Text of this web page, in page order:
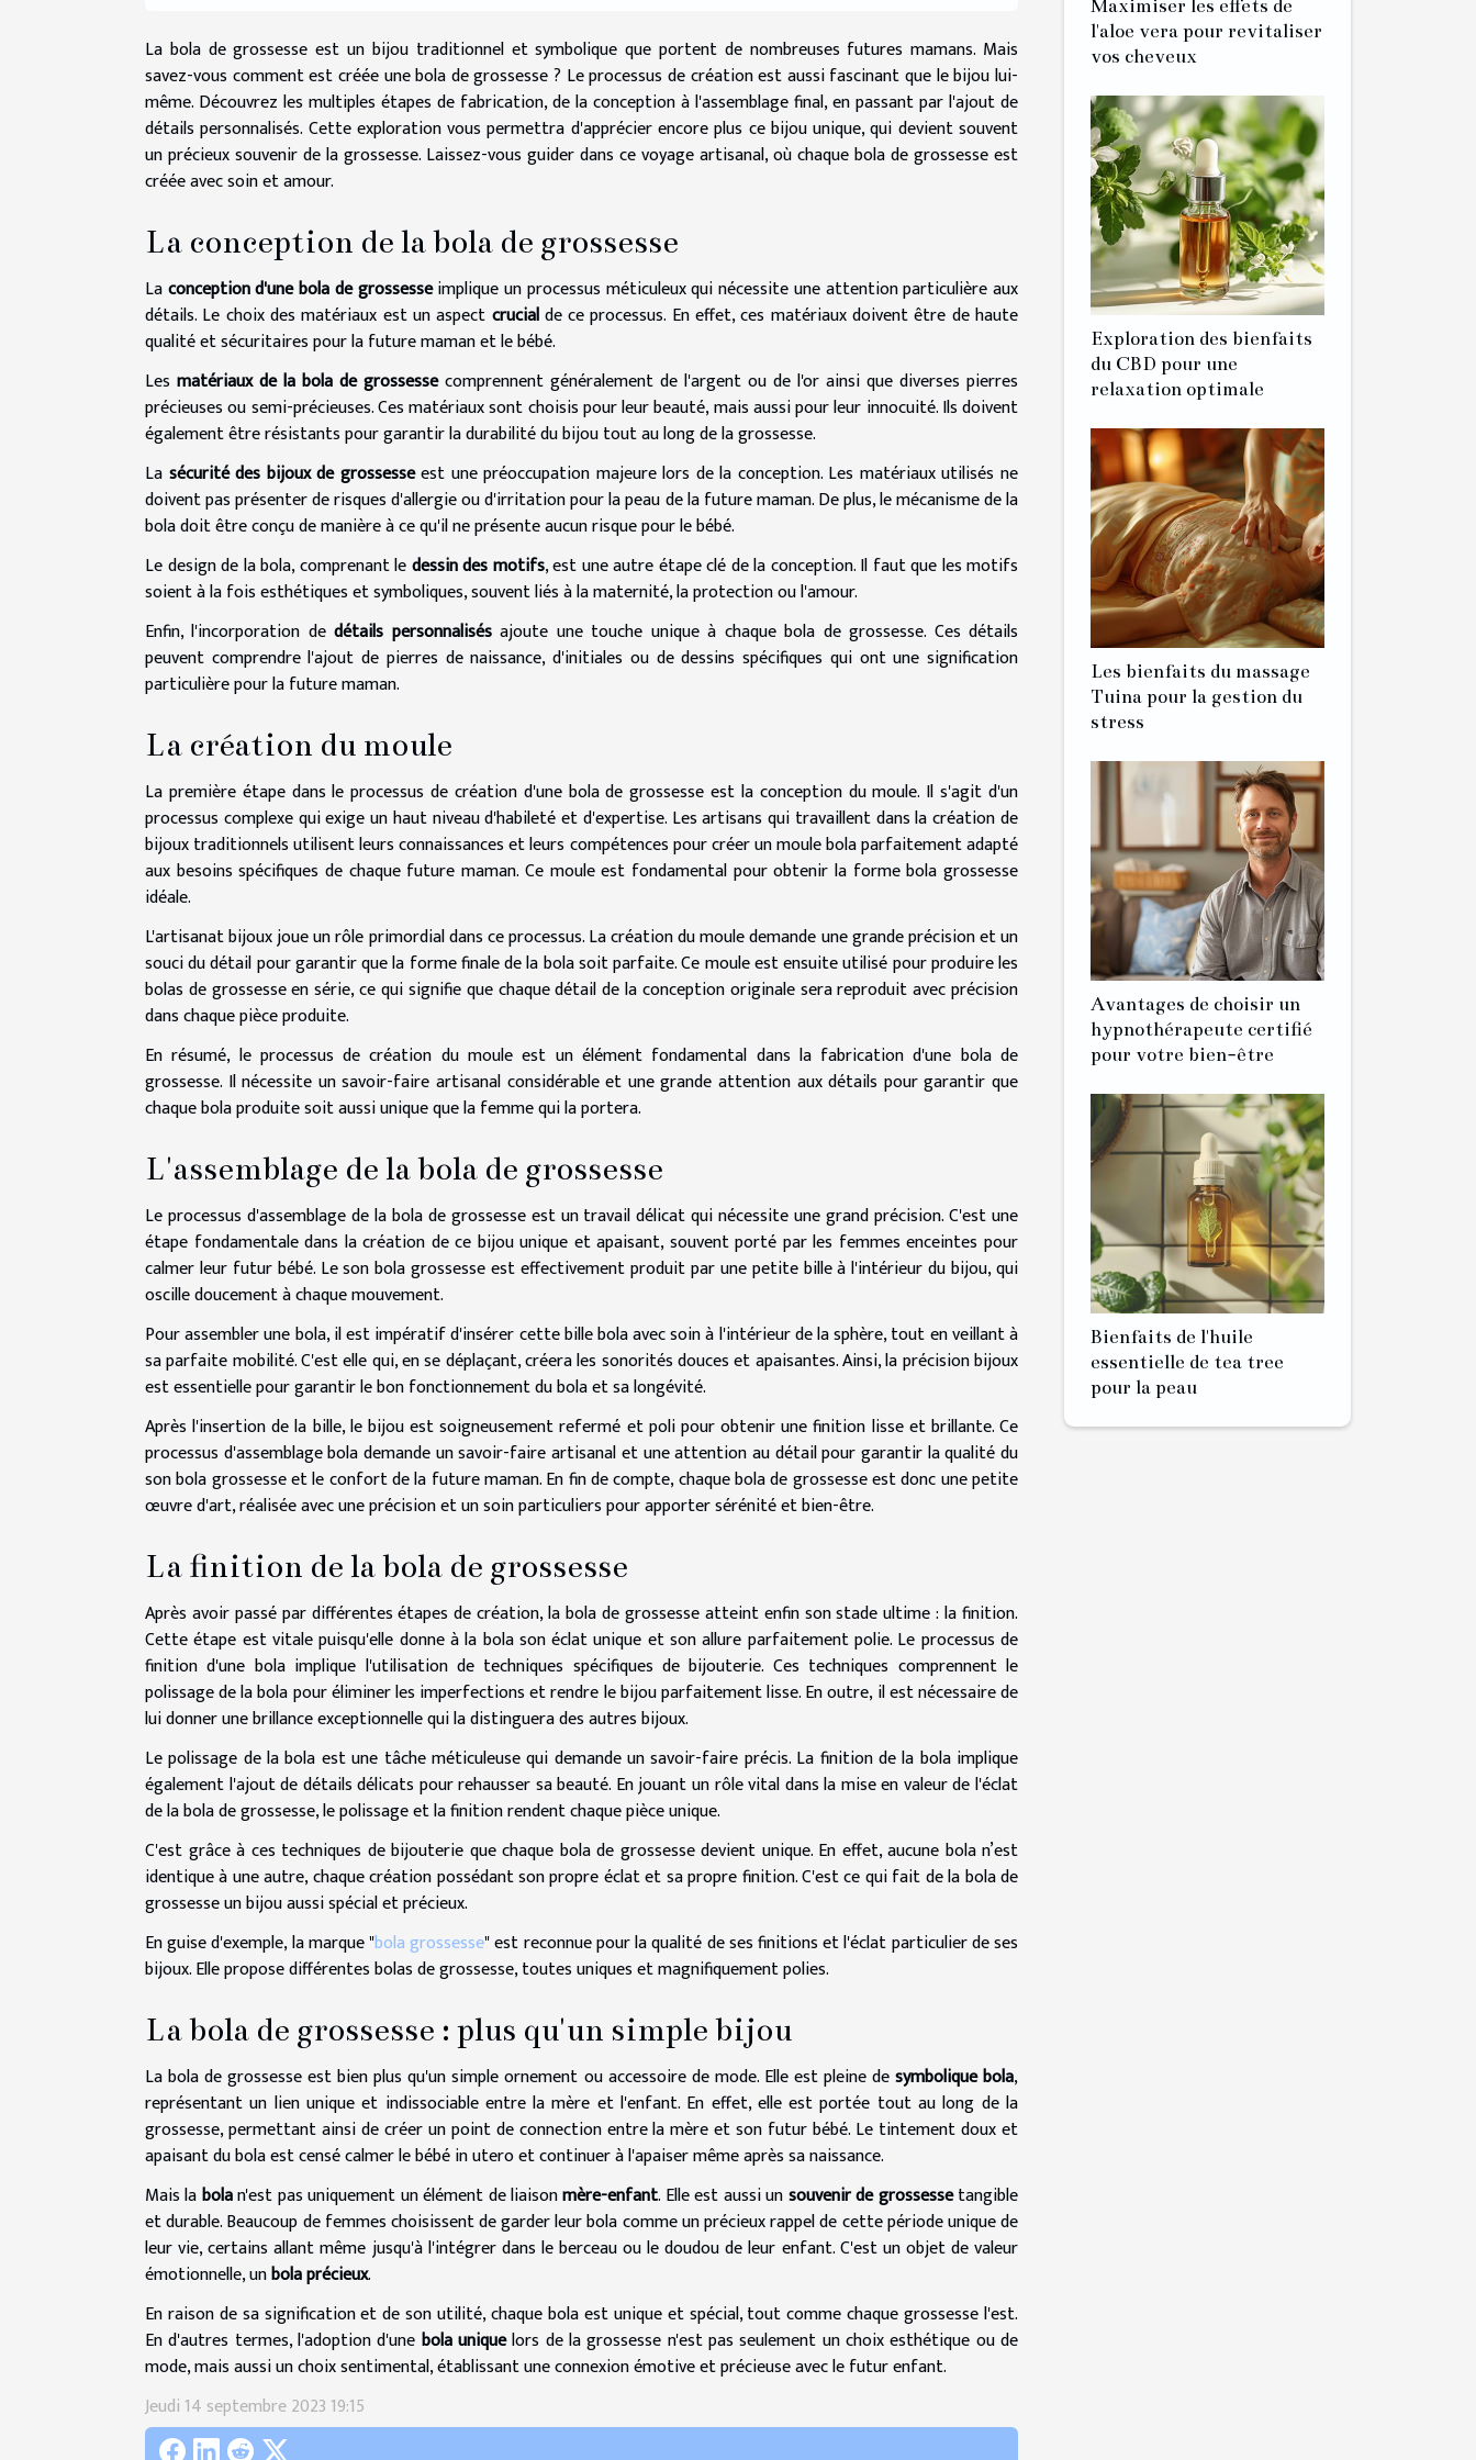
La bola de grossesse est un bijou traditionnel et symbolique que portent de nombreuses futures mamans. Mais
savez-vous comment est créée une bola de grossesse ? Le processus de création est aussi fascinant que le bijou lui-
même. Découvrez les multiples étapes de fabrication, de la conception à l'assemblage final, en passant par l'ajout de
détails personnalisés. Cette exploration vous permettra d'apprécier encore plus ce bijou unique, qui devient souvent
un précieux souvenir de la grossesse. Laissez-vous guider dans ce voyage artisanal, où chaque bola de grossesse est
créée avec soin et amour.
La conception de la bola de grossesse
Laconception d'une bola de grossesseimplique un processus méticuleux qui nécessite une attention particulière aux
détails. Le choix des matériaux est un aspect crucialde ce processus. En effet, ces matériaux doivent être de haute
qualité et sécuritaires pour la future maman et le bébé.
Les matériaux de la bola de grossessecomprennent généralement de l'argent ou de l'or ainsi que diverses pierres
précieuses ou semi-précieuses. Ces matériaux sont choisis pour leur beauté, mais aussi pour leur innocuité. Ils doivent
également être résistants pour garantir la durabilité du bijou tout au long de la grossesse.
La sécurité des bijoux de grossesseest une préoccupation majeure lors de la conception. Les matériaux utilisés ne
doivent pas présenter de risques d'allergie ou d'irritation pour la peau de la future maman. De plus, le mécanisme de la
bola doit être conçu de manière à ce qu'il ne présente aucun risque pour le bébé.
Le design de la bola, comprenant ledessin des motifs, est une autre étape clé de la conception. Il faut que les motifs
soient à la fois esthétiques et symboliques, souvent liés à la maternité, la protection ou l'amour.
Enfin, l'incorporation dedétails personnalisésajoute une touche unique à chaque bola de grossesse. Ces détails
peuvent comprendre l'ajout de pierres de naissance, d'initiales ou de dessins spécifiques qui ont une signification
particulière pour la future maman.
La création du moule
La première étape dans le processus de création d'une bola de grossesse est la conception du moule. Il s'agit d'un
processus complexe qui exige un haut niveau d'habileté et d'expertise. Les artisans qui travaillent dans la création de
bijoux traditionnels utilisent leurs connaissances et leurs compétences pour créer un moule bola parfaitement adapté
aux besoins spécifiques de chaque future maman. Ce moule est fondamental pour obtenir la forme bola grossesse
idéale.
L'artisanat bijoux joue un rôle primordial dans ce processus. La création du moule demande une grande précision et un
souci du détail pour garantir que la forme finale de la bola soit parfaite. Ce moule est ensuite utilisé pour produire les
bolas de grossesse en série, ce qui signifie que chaque détail de la conception originale sera reproduit avec précision
dans chaque pièce produite.
En résumé, le processus de création du moule est un élément fondamental dans la fabrication d'une bola de
grossesse. Il nécessite un savoir-faire artisanal considérable et une grande attention aux détails pour garantir que
chaque bola produite soit aussi unique que la femme qui la portera.
L'assemblage de la bola de grossesse
Le processus d'assemblage de la bola de grossesse est un travail délicat qui nécessite une grand précision. C'est une
étape fondamentale dans la création de ce bijou unique et apaisant, souvent porté par les femmes enceintes pour
calmer leur futur bébé. Le son bola grossesse est effectivement produit par une petite bille à l'intérieur du bijou, qui
oscille doucement à chaque mouvement.
Pour assembler une bola, il est impératif d'insérer cette bille bola avec soin à l'intérieur de la sphère, tout en veillant à
sa parfaite mobilité. C'est elle qui, en se déplaçant, créera les sonorités douces et apaisantes. Ainsi, la précision bijoux
est essentielle pour garantir le bon fonctionnement du bola et sa longévité.
Après l'insertion de la bille, le bijou est soigneusement refermé et poli pour obtenir une finition lisse et brillante. Ce
processus d'assemblage bola demande un savoir-faire artisanal et une attention au détail pour garantir la qualité du
son bola grossesse et le confort de la future maman. En fin de compte, chaque bola de grossesse est donc une petite
œuvre d'art, réalisée avec une précision et un soin particuliers pour apporter sérénité et bien-être.
La finition de la bola de grossesse
Après avoir passé par différentes étapes de création, la bola de grossesse atteint enfin son stade ultime : la finition.
Cette étape est vitale puisqu'elle donne à la bola son éclat unique et son allure parfaitement polie. Le processus de
finition d'une bola implique l'utilisation de techniques spécifiques de bijouterie. Ces techniques comprennent le
polissage de la bola pour éliminer les imperfections et rendre le bijou parfaitement lisse. En outre, il est nécessaire de
lui donner une brillance exceptionnelle qui la distinguera des autres bijoux.
Le polissage de la bola est une tâche méticuleuse qui demande un savoir-faire précis. La finition de la bola implique
également l'ajout de détails délicats pour rehausser sa beauté. En jouant un rôle vital dans la mise en valeur de l'éclat
de la bola de grossesse, le polissage et la finition rendent chaque pièce unique.
C'est grâce à ces techniques de bijouterie que chaque bola de grossesse devient unique. En effet, aucune bola n’est
identique à une autre, chaque création possédant son propre éclat et sa propre finition. C'est ce qui fait de la bola de
grossesse un bijou aussi spécial et précieux.
En guise d'exemple, la marque "bola grossesse" est reconnue pour la qualité de ses finitions et l'éclat particulier de ses
bijoux. Elle propose différentes bolas de grossesse, toutes uniques et magnifiquement polies.
La bola de grossesse : plus qu'un simple bijou
La bola de grossesse est bien plus qu'un simple ornement ou accessoire de mode. Elle est pleine desymbolique bola,
représentant un lien unique et indissociable entre la mère et l'enfant. En effet, elle est portée tout au long de la
grossesse, permettant ainsi de créer un point de connection entre la mère et son futur bébé. Le tintement doux et
apaisant du bola est censé calmer le bébé in utero et continuer à l'apaiser même après sa naissance.
Mais labolan'est pas uniquement un élément de liaisonmère-enfant. Elle est aussi unsouvenir de grossessetangible
et durable. Beaucoup de femmes choisissent de garder leur bola comme un précieux rappel de cette période unique de
leur vie, certains allant même jusqu'à l'intégrer dans le berceau ou le doudou de leur enfant. C'est un objet de valeur
émotionnelle, unbola précieux.
En raison de sa signification et de son utilité, chaque bola est unique et spécial, tout comme chaque grossesse l'est.
En d'autres termes, l'adoption d'une bola uniquelors de la grossesse n'est pas seulement un choix esthétique ou de
mode, mais aussi un choix sentimental, établissant une connexion émotive et précieuse avec le futur enfant.
Jeudi 14 septembre 2023 19:15
Maximiser les effets de
l'aloe vera pour revitaliser
vos cheveux
Exploration des bienfaits
du CBD pour une
relaxation optimale
Les bienfaits du massage
Tuina pour la gestion du
stress
Avantages de choisir un
hypnothérapeute certifié
pour votre bien-être
Bienfaits de l'huile
essentielle de tea tree
pour la peau